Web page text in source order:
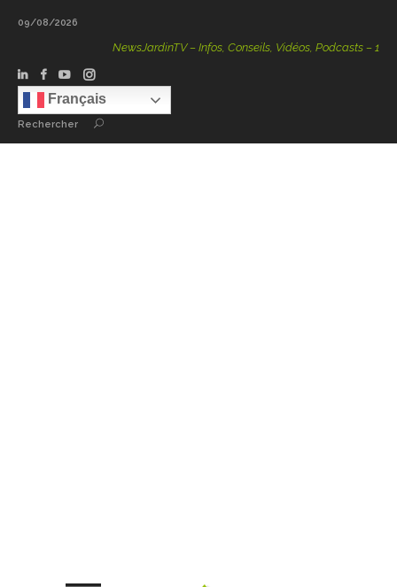
09/08/2026
NewsJardinTV – Infos, Conseils, Vidéos, Podcasts – 100 %
Français
Rechercher